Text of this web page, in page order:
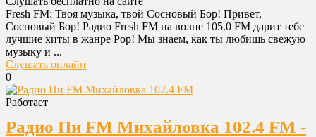
Fresh FM: Твоя музыка, твой Сосновый Бор! Привет,
Сосновый Бор! Радио Fresh FM на волне 105.0 FM дарит тебе
лучшие хиты в жанре Pop! Мы знаем, как ты любишь свежую
музыку и ...
Слушать онлайн
0
Работает
Радио Пи FM Михайловка 102.4 FM -